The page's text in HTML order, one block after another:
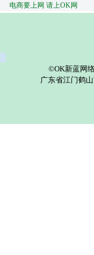
电商要上网 请上OK网
©OK新蓝网
广东省江门鹤